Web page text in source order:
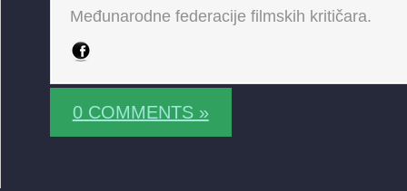
Međunarodne federacije filmskih kritičara.
0 COMMENTS »